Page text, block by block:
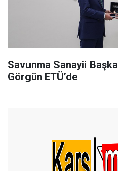
Savunma Sanayii
Görgün ETÜ’de